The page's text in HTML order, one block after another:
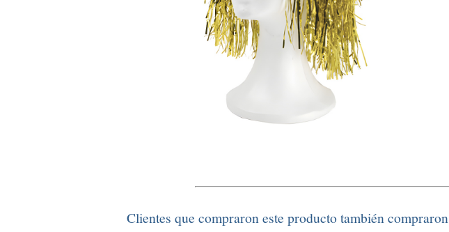
Clientes que compraron este producto también compraron